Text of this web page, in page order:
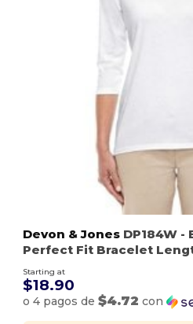
Devon & Jones DP184W -
Perfect Fit Bracelet
Starting at
$18.90
o 4 pagos de$4.72 con